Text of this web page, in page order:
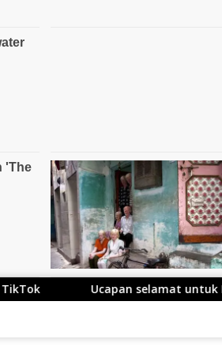
selamat untuk Kang Ace yang Telah